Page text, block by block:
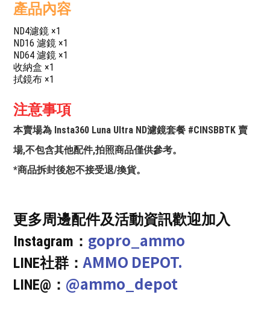
產品內容
ND4濾鏡 ×1
ND16 濾鏡 ×1
ND64 濾鏡 ×1
收納盒 ×1
拭鏡布 ×1
注意事項
本賣場為 Insta360 Luna Ultra ND濾鏡套餐 #CINSBBTK 賣
場,不包含其他配件,拍照商品僅供參考。
*商品拆封後恕不接受退/換貨。
更多周邊配件及活動資訊歡迎加入
Instagram： gopro_ammo
LINE社群：AMMO DEPOT.
LINE@： @ammo_depot